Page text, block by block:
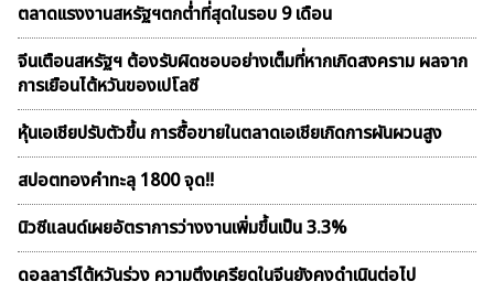
ตลาดเเรงงานสหรัฐฯตกต่ำที่สุดในรอบ 9 เดือน
จีนเตือนสหรัฐฯ ต้องรับผิดชอบอย่างเต็มที่หากเกิดสงคราม ผลจาก
การเยือนไต้หวันของเปโลซี
หุ้นเอเชียปรับตัวขึ้น การซื้อขายในตลาดเอเชียเกิดการผันผวนสูง
สปอตทองคำทะลุ 1800 จุด!!
นิวซีแลนด์เผยอัตราการว่างงานเพิ่มขึ้นเป็น 3.3%
ดอลลาร์ไต้หวันร่วง ความตึงเครียดในจีนยังคงดำเนินต่อไป